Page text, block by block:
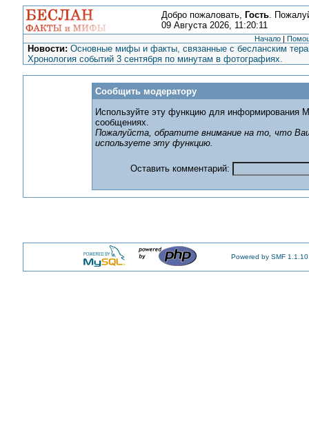
Добро пожаловать, Гость.
09 Августа 2026, 11:20:11
Начало |
Новости: Основные мифы и факты, связанные с бесланским
Хронология событий 3 сентября по минутам в фотографиях.
Сообщить модератору
Используйте эту функцию для информирования
сообщениях.
Пожалуйста, обратите внимание на то, что
используете эту функцию.
Оставить комментарий:
Powered by SMF 1.1.10